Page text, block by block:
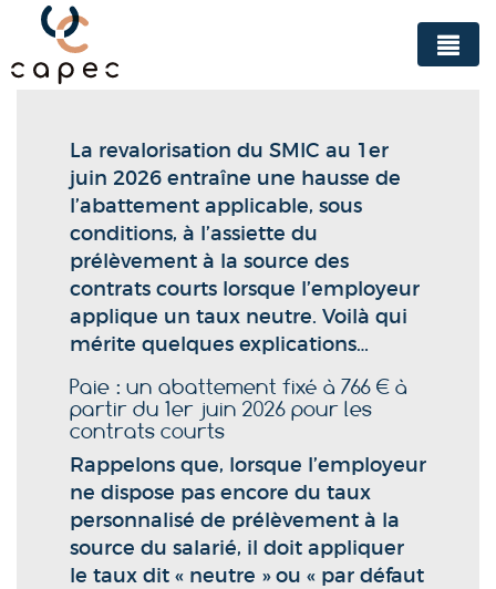
Panneau de gestion des cookies
La revalorisation du SMIC au 1er
juin 2026 entraîne une hausse de
l’abattement applicable, sous
conditions, à l’assiette du
prélèvement à la source des
contrats courts lorsque l’employeur
applique un taux neutre. Voilà qui
mérite quelques explications…
Paie : un abattement fixé à 766 € à
partir du 1er juin 2026 pour les
contrats courts
Rappelons que, lorsque l’employeur
ne dispose pas encore du taux
personnalisé de prélèvement à la
source du salarié, il doit appliquer
le taux dit « neutre » ou « par défaut